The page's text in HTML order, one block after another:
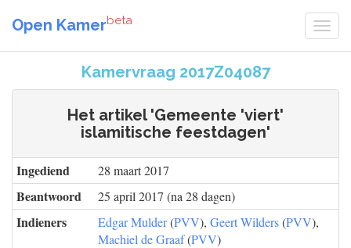
Open Kamerbeta
Kamervraag 2017Z04087
Het artikel 'Gemeente 'viert'
islamitische feestdagen'
Ingediend 28 maart 2017
Beantwoord 25 april 2017 (na 28 dagen)
Indieners Edgar Mulder(PVV), Geert Wilders(PVV),
Machiel de Graaf(PVV)